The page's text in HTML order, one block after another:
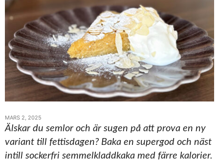
MARS 2, 2025
Älskar du semlor och är sugen på att prova en ny
variant till fettisdagen? Baka en supergod och näst
intill sockerfri semmelkladdkaka med färre kalorier.